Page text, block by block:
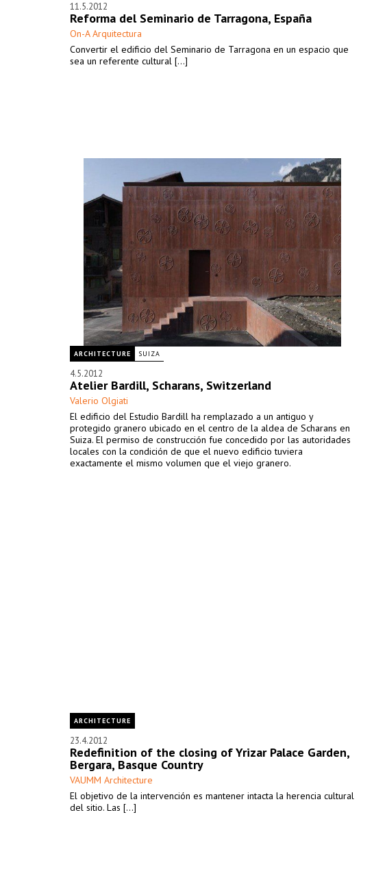
11.5.2012
Reforma del Seminario de Tarragona, España
On-A Arquitectura
Convertir el edificio del Seminario de Tarragona en un espacio que
sea un referente cultural [...]
ARCHITECTURE SUIZA
4.5.2012
Atelier Bardill, Scharans, Switzerland
Valerio Olgiati
El edificio del Estudio Bardill ha remplazado a un antiguo y
protegido granero ubicado en el centro de la aldea de Scharans en
Suiza. El permiso de construcción fue concedido por las autoridades
locales con la condición de que el nuevo edificio tuviera
exactamente el mismo volumen que el viejo granero.
ARCHITECTURE
23.4.2012
Redefinition of the closing of Yrizar Palace Garden,
Bergara, Basque Country
VAUMM Architecture
El objetivo de la intervención es mantener intacta la herencia cultural
del sitio. Las [...]